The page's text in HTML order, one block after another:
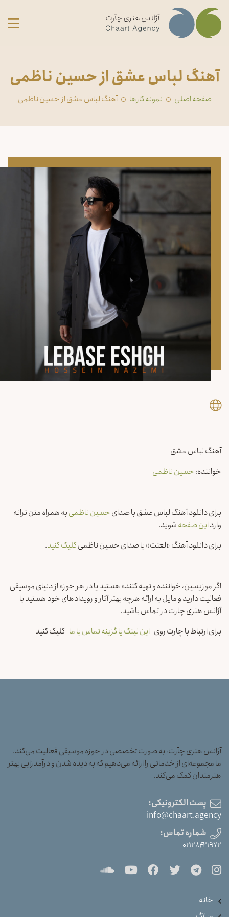
آهنگ لباس عشق از حسین ناظمی
صفحه اصلی ‏نمونه کارها آهنگ لباس عشق از حسین ناظمی
آهنگ لباس عشق
خواننده:حسین ناظمی
برای دانلود آهنگ لباس عشق با صدایحسین ناظمیبه همراه متن ترانه
وارداین صفحهشوید.
برای دانلود آهنگ «لعنت» با صدای حسین ناظمیکلیک کنید.
اگر موزیسین، خواننده و تهیه کننده هستید یا در هر حوزه از دنیای موسیقی
فعالیت دارید و مایل به ارائه هرچه بهتر آثار و رویدادهای خود هستید با
آژانس هنری چارت در تماس باشید.
برای ارتباط با چارت روی این لینک یا گزینه تماس با ما کلیک کنید
آژانس هنری چآرت، به صورت تخصصی در حوزه موسیقی فعالیت می‌کند.
ما مجموعه‌ای از خدماتی را ارائه می‌دهیم که به دیده شدن و درآمدزایی بهتر
هنرمندان کمک می‌کند.
پست الکترونیکی:
info@chaart.agency
شماره تماس:
۰۲۱۲۸۴۲۱۹۷۲
خانه